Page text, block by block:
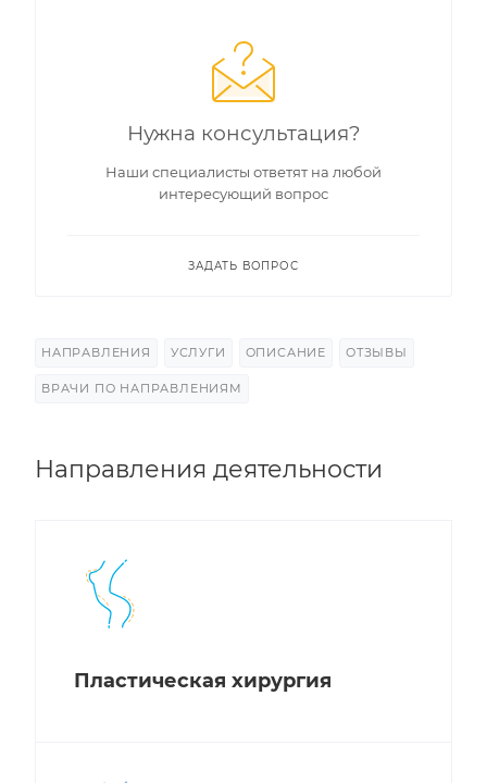
Нужна консультация?
Наши специалисты ответят на любой
интересующий вопрос
ЗАДАТЬ ВОПРОС
НАПРАВЛЕНИЯ УСЛУГИ ОПИСАНИЕ ОТЗЫВЫ
ВРАЧИ ПО НАПРАВЛЕНИЯМ
Направления деятельности
Пластическая хирургия